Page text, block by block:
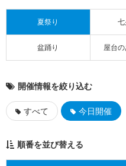
夏祭り
盆踊り 屋台
開催情報を絞り込む
すべて 今日開催
順番を並び替える